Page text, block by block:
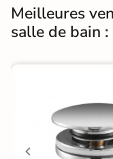
Meilleures
salle de bain :